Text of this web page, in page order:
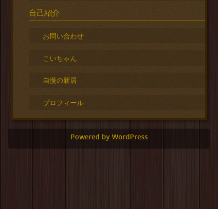
自己紹介
お問い合わせ
こいちゃん
自慢の新居
プロフィール
Powered by WordPress